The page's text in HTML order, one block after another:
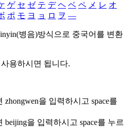
ゲ セ ゼ テ デ ヘ ベ ペ メ レ オ
ポ モ ヨ ョ ロ ヲ ―
병음)방식으로 중국어를 변환
용하시면 됩니다.
zhongwen을 입력하시고 space를
beijing을 입력하시고 space를 누르